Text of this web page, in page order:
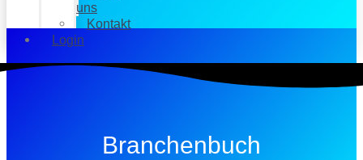
uns
Kontakt
Login
Branchenbuch